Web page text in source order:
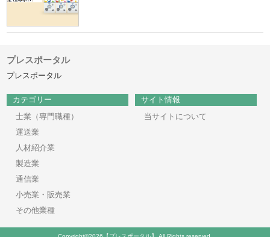
プレスポータル
プレスポータル
カテゴリー
士業（専門職種）
運送業
人材紹介業
製造業
通信業
小売業・販売業
その他業種
サイト情報
当サイトについて